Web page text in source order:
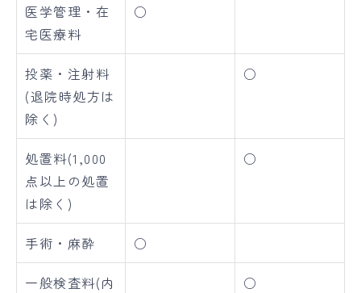
医学管理・在
宅医療料
○
投薬・注射料
(退院時処方は
除く)
○
処置料(1,000
点以上の処置
は除く)
○
手術・麻酔 ○
一般検査料(内
○